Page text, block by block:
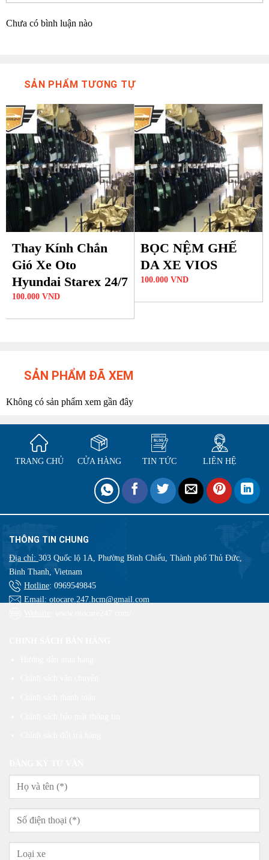
Chưa có bình luận nào
SẢN PHẨM TƯƠNG TỰ
Thay Kính Chắn
Gió Xe Oto
Hyundai Starex 24/7
100.000 VND
BỌC NỆM GHẾ
DA XE VIOS
100.000 VND
SẢN PHẨM ĐÃ XEM
Không có sản phẩm xem gần đây
TRANG CHỦ CỬA HÀNG TIN TỨC LIÊN HỆ
THÔNG TIN CHUNG
Địa chỉ: 303 Quốc lộ 1A, Phường Bình Chiểu, Thành phố Thủ Đức,
Binh Thanh, Vietnam
Hotline: 0969549845
Email: otocare.247.hcm@gmail.com